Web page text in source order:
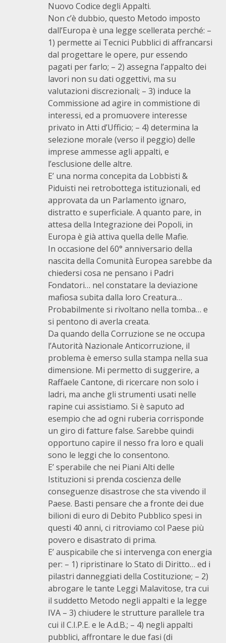
Nuovo Codice degli Appalti.
Non c’è dubbio, questo Metodo imposto
dall’Europa è una legge scellerata perché: –
1) permette ai Tecnici Pubblici di affrancarsi
dal progettare le opere, pur essendo
pagati per farlo; – 2) assegna l’appalto dei
lavori non su dati oggettivi, ma su
valutazioni discrezionali; – 3) induce la
Commissione ad agire in commistione di
interessi, ed a promuovere interesse
privato in Atti d’Ufficio; – 4) determina la
selezione morale (verso il peggio) delle
imprese ammesse agli appalti, e
l’esclusione delle altre.
E’ una norma concepita da Lobbisti &
Piduisti nei retrobottega istituzionali, ed
approvata da un Parlamento ignaro,
distratto e superficiale. A quanto pare, in
attesa della Integrazione dei Popoli, in
Europa è già attiva quella delle Mafie.
In occasione del 60° anniversario della
nascita della Comunità Europea sarebbe da
chiedersi cosa ne pensano i Padri
Fondatori… nel constatare la deviazione
mafiosa subita dalla loro Creatura…
Probabilmente si rivoltano nella tomba… e
si pentono di averla creata.
Da quando della Corruzione se ne occupa
l’Autorità Nazionale Anticorruzione, il
problema è emerso sulla stampa nella sua
dimensione. Mi permetto di suggerire, a
Raffaele Cantone, di ricercare non solo i
ladri, ma anche gli strumenti usati nelle
rapine cui assistiamo. Si è saputo ad
esempio che ad ogni ruberia corrisponde
un giro di fatture false. Sarebbe quindi
opportuno capire il nesso fra loro e quali
sono le leggi che lo consentono.
E’ sperabile che nei Piani Alti delle
Istituzioni si prenda coscienza delle
conseguenze disastrose che sta vivendo il
Paese. Basti pensare che a fronte dei due
bilioni di euro di Debito Pubblico spesi in
questi 40 anni, ci ritroviamo col Paese più
povero e disastrato di prima.
E’ auspicabile che si intervenga con energia
per: – 1) ripristinare lo Stato di Diritto… ed i
pilastri danneggiati della Costituzione; – 2)
abrogare le tante Leggi Malavitose, tra cui
il suddetto Metodo negli appalti e la legge
IVA – 3) chiudere le strutture parallele tra
cui il C.I.P.E. e le A.d.B.; – 4) negli appalti
pubblici, affrontare le due fasi (di